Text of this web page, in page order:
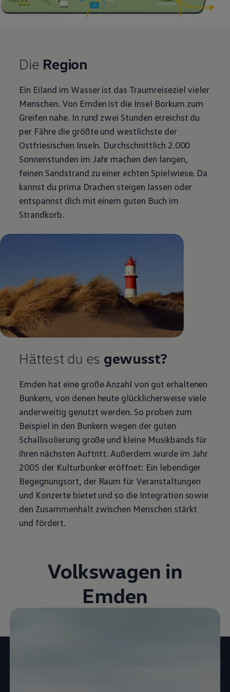
Die Region
Ein Eiland im Wasser ist das Traumreiseziel vieler
Menschen. Von Emden ist die Insel Borkum zum
Greifen nahe. In rund zwei Stunden erreichst du
per Fähre die größte und westlichste der
Ostfriesischen Inseln. Durchschnittlich 2.000
Sonnenstunden im Jahr machen den langen,
feinen Sandstrand zu einer echten Spielwiese. Da
kannst du prima Drachen steigen lassen oder
entspannst dich mit einem guten Buch im
Strandkorb.
Hättest du es gewusst?
Emden hat eine große Anzahl von gut erhaltenen
Bunkern, von denen heute glücklicherweise viele
anderweitig genutzt werden. So proben zum
Beispiel in den Bunkern wegen der guten
Schallisolierung große und kleine Musikbands für
ihren nächsten Auftritt. Außerdem wurde im Jahr
2005 der Kulturbunker eröffnet: Ein lebendiger
Begegnungsort, der Raum für Veranstaltungen
und Konzerte bietet und so die Integration sowie
den Zusammenhalt zwischen Menschen stärkt
und fördert.
Volkswagen in
Emden